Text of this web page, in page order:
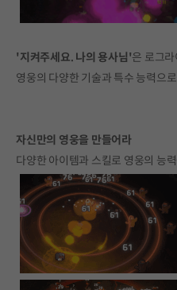
'지켜주세요. 나의 용사님'은 로그
영웅의 다양한 기술과 특수 능력으
자신만의 영웅을 만들어라
다양한 아이템과 스킬로 영웅의 능